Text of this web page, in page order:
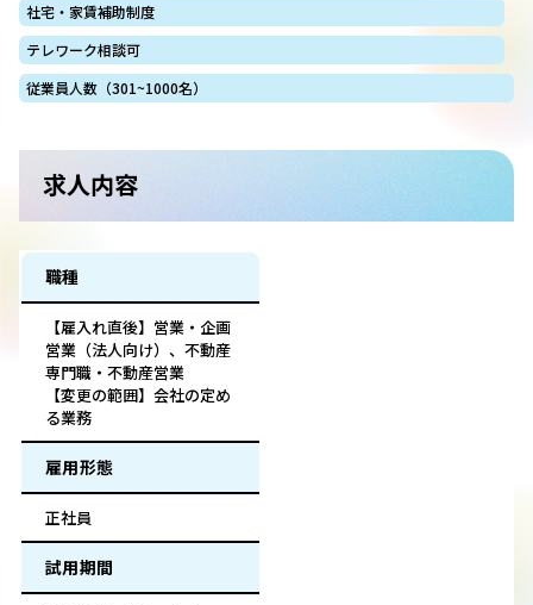
社宅・家賃補助制度
テレワーク相談可
従業員人数（301~1000名）
求人内容
職種
【雇入れ直後】営業・企画
営業（法人向け）、不動産
専門職・不動産営業
【変更の範囲】会社の定め
る業務
雇用形態
正社員
試用期間